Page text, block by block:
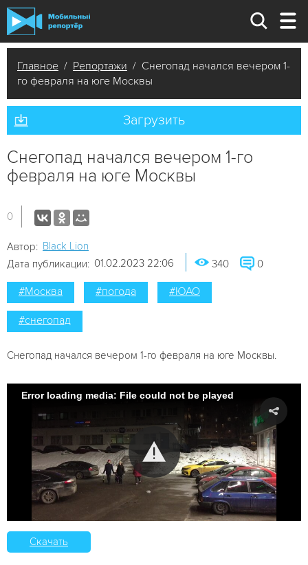
Главное / Репортажи / Снегопад начался вечером 1-
го февраля на юге Москвы
Загрузить
Снегопад начался вечером 1-го
февраля на юге Москвы
0
Автор: Black Lion
Дата публикации: 01.02.2023 22:06 340 0
#Москва #погода #ЮАО
#снегопад
Снегопад начался вечером 1-го февраля на юге Москвы.
Error loading media: File could not be played
Скачать